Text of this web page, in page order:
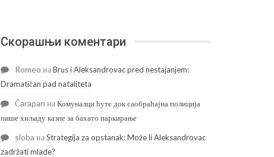
Скорашњи коментари
Romeo наBrus i Aleksandrovac pred nestajanjem:
Dramatičan pad nataliteta
Čarapan наКомуналци ћуте док саобраћајна полиција
пише хиљаду казне за бахато паркирање
sloba наStrategija za opstanak: Može li Aleksandrovac
zadržati mlade?